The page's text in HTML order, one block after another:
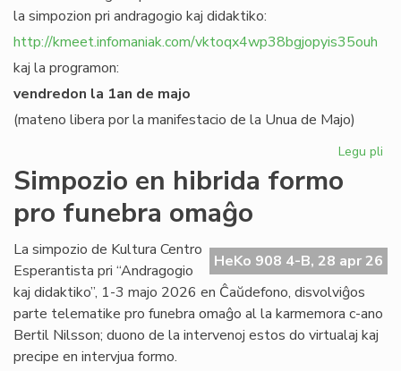
la simpozion pri andragogio kaj didaktiko:
http://kmeet.infomaniak.com/vktoqx4wp38bgjopyis35ouh
kaj la programon:
vendredon la 1an de majo
(mateno libera por la manifestacio de la Unua de Majo)
Legu pli
Simpozio en hibrida formo
pro funebra omaĝo
HeKo 908 4-B, 28 apr 26
La simpozio de Kultura Centro
Esperantista pri “Andragogio
kaj didaktiko”, 1-3 majo 2026 en Ĉaŭdefono, disvolviĝos
parte telematike pro funebra omaĝo al la karmemora c-ano
Bertil Nilsson; duono de la intervenoj estos do virtualaj kaj
precipe en intervjua formo.